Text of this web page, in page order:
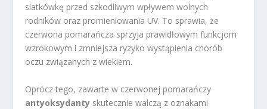
siatkówkę przed szkodliwym wpływem wolnych
rodników oraz promieniowania UV. To sprawia, że
czerwona pomarańcza sprzyja prawidłowym funkcjom
wzrokowym i zmniejsza ryzyko wystąpienia chorób
oczu związanych z wiekiem.
Oprócz tego, zawarte w czerwonej pomarańczy
antyoksydanty skutecznie walczą z oznakami